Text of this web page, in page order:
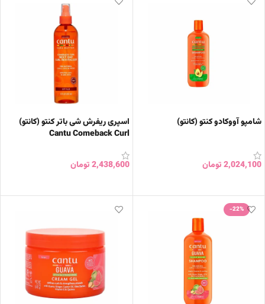
شامپو آووکادو کنتو (کانتو)
2,024,100تومان
اسپری ریفرش شی باتر کنتو (کانتو)
Cantu Comeback Curl
2,438,600تومان
-22%